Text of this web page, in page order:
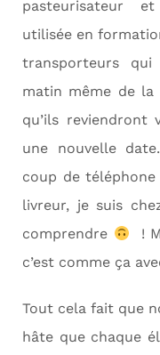
pasteurisateur
utilisée en
transporteurs
matin même de
qu’ils
une nouvelle
coup de
livreur, je suis
comprendre
!
c’est comme ça
Tout cela fait que
hâte que chaque